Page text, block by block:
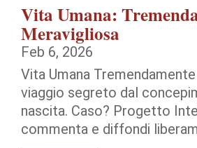
Vita Umana:
Meravigliosa
Feb 6, 2026
Vita Umana
viaggio segreto dal
nascita. Caso? Progetto
commenta e diffondi